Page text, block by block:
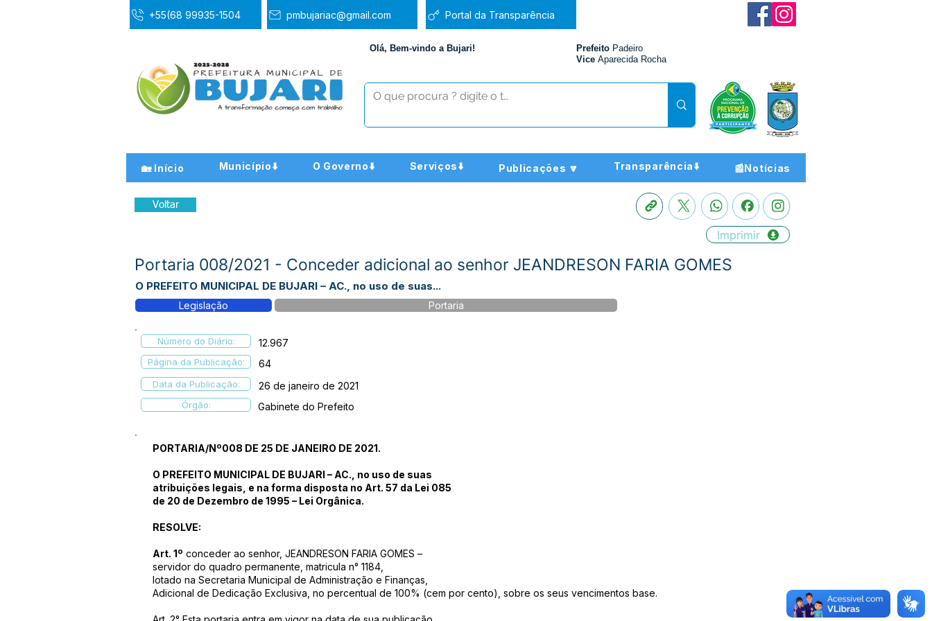
+55(68 99935-1504 pmbujariac@gmail.com Portal da Transparência
Olá, Bem-vindo a Bujari! Prefeito Padeiro
Vice Aparecida Rocha
🏡 Início Município⬇️ O Governo⬇️ Serviços⬇️ Publicações 🔽 Transparência⬇️ 📰Notícias
Voltar
Imprimir
Portaria 008/2021 - Conceder adicional ao senhor JEANDRESON FARIA GOMES
O PREFEITO MUNICIPAL DE BUJARI – AC., no uso de suas...
Legislação Portaria
Número do Diário: 12.967
Página da Publicação: 64
Data da Publicação: 26 de janeiro de 2021
Órgão: Gabinete do Prefeito
PORTARIA/Nº008 DE 25 DE JANEIRO DE 2021.
O PREFEITO MUNICIPAL DE BUJARI – AC., no uso de suas
atribuições legais, e na forma disposta no Art. 57 da Lei 085
de 20 de Dezembro de 1995 – Lei Orgânica.
RESOLVE:
Art. 1º conceder ao senhor, JEANDRESON FARIA GOMES –
servidor do quadro permanente, matricula n° 1184,
lotado na Secretaria Municipal de Administração e Finanças,
Adicional de Dedicação Exclusiva, no percentual de 100% (cem por cento), sobre os seus vencimentos base.